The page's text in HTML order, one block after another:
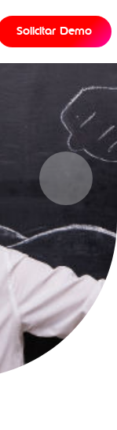
Solicitar Demo